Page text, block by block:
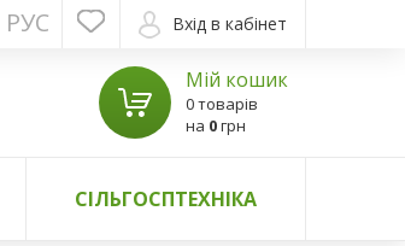
Вхід в кабінет
РУС
Мій кошик
0 товарів
на 0грн
СІЛЬГОСПТЕХНІКА